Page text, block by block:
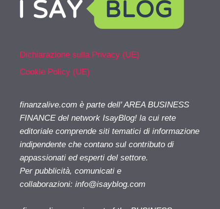
Dichiarazione sulla Privacy (UE)
Cookie Policy (UE)
finanzalive.com è parte dell' AREA BUSINESS
FINANCE del network IsayBlog! la cui rete
editoriale comprende siti tematici di informazione
indipendente che contano sul contributo di
appassionati ed esperti del settore.
Per pubblicità, comunicati e
collaborazioni: info@isayblog.com